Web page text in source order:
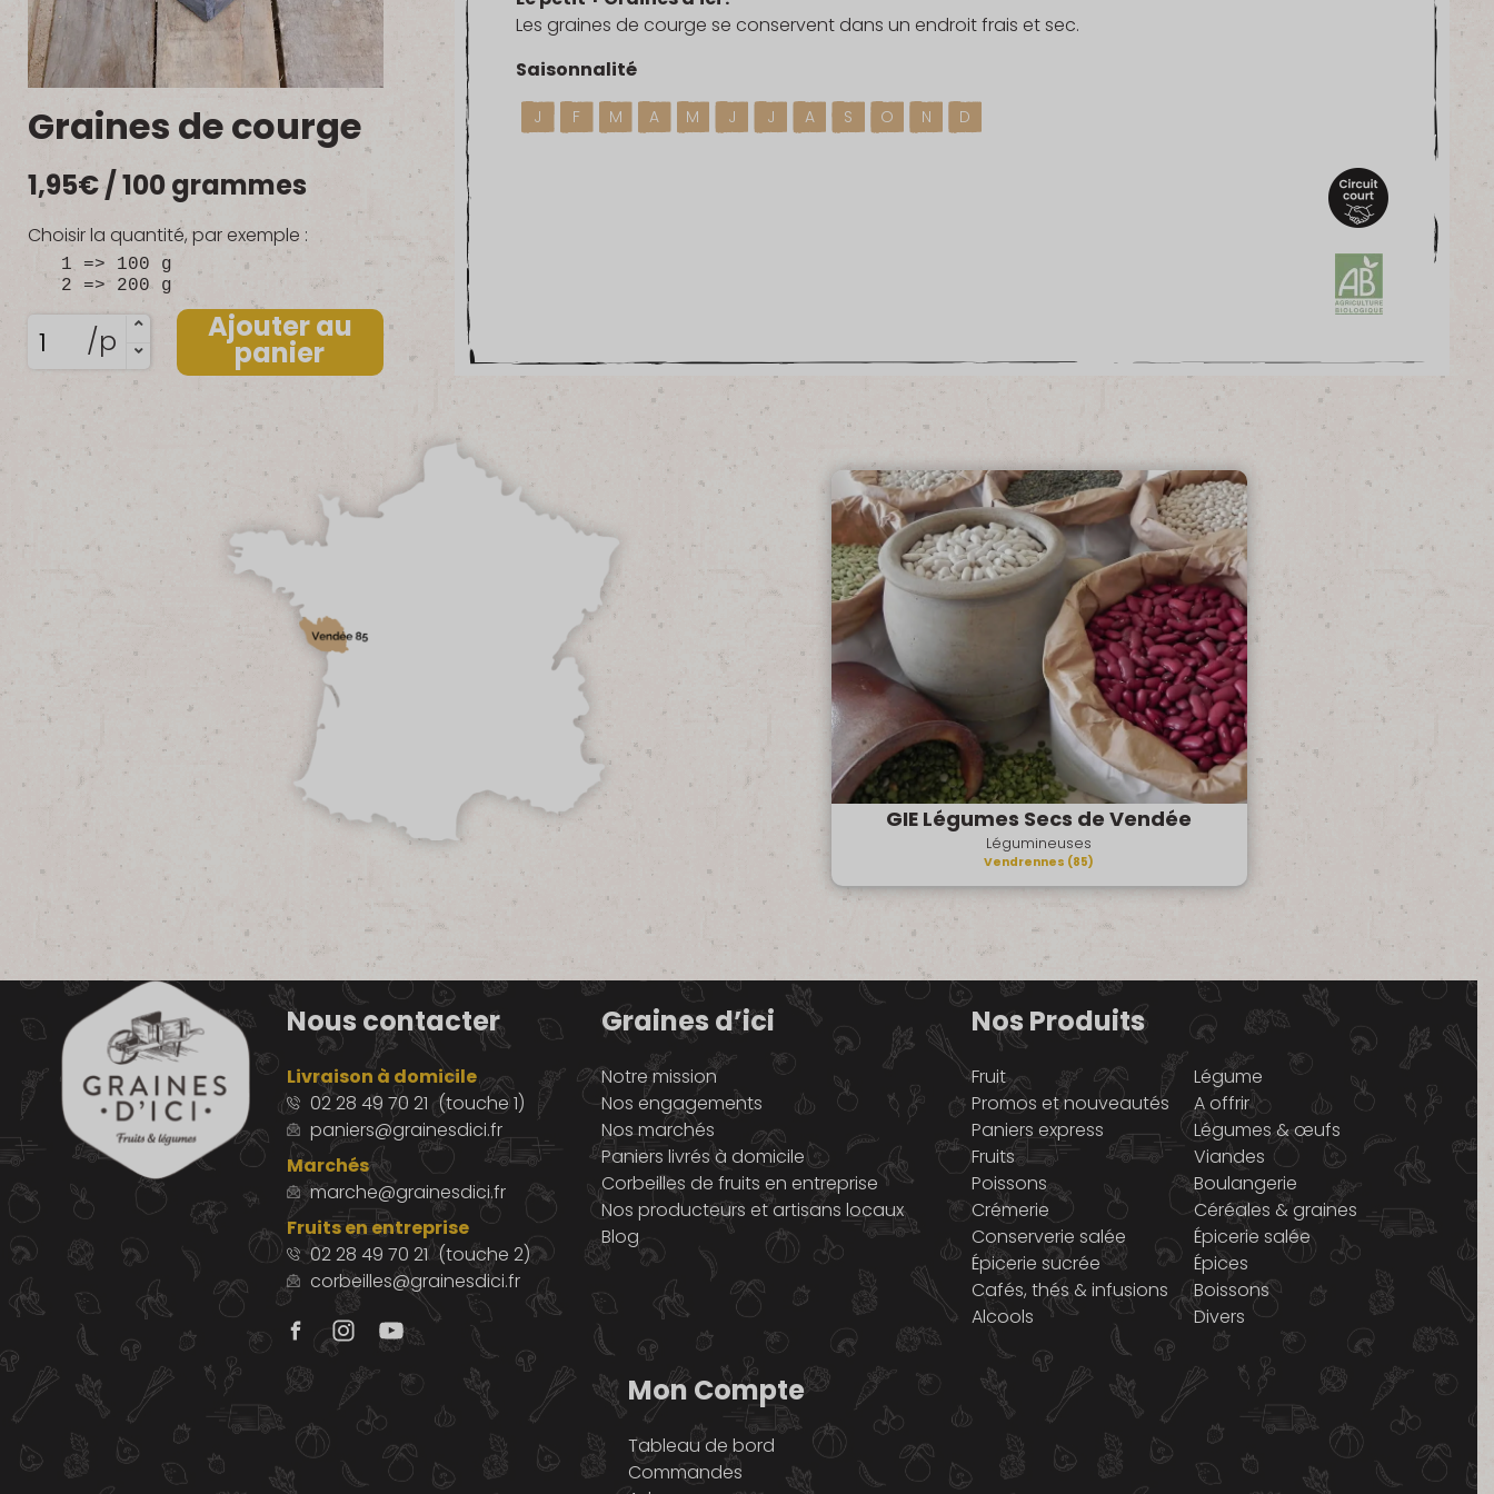
Graines de courge
1,95€/ 100 grammes
Choisir la quantité, par exemple :
1 => 100 g
2 => 200 g
quantité
de
Graines
de
courge
/p Ajouter au
panier
Les graines de courge se conservent dans un endroit frais et sec.
Saisonnalité
J F M A M J J A S O N D
GIE Légumes Secs de Vendée
Légumineuses
Vendrennes (85)
Nous contacter
Livraison à domicile
02 28 49 70 21 (touche 1)
paniers@grainesdici.fr
Marchés
marche@grainesdici.fr
Fruits en entreprise
02 28 49 70 21 (touche 2)
corbeilles@grainesdici.fr
Graines d’ici
Notre mission
Nos engagements
Nos marchés
Paniers livrés à domicile
Corbeilles de fruits en entreprise
Nos producteurs et artisans locaux
Blog
Nos Produits
Fruit
Légume
Promos et nouveautés
A offrir
Paniers express
Légumes & œufs
Fruits
Viandes
Poissons
Boulangerie
Crémerie
Céréales & graines
Conserverie salée
Épicerie salée
Épicerie sucrée
Épices
Cafés, thés & infusions
Boissons
Alcools
Divers
Mon Compte
Tableau de bord
Commandes